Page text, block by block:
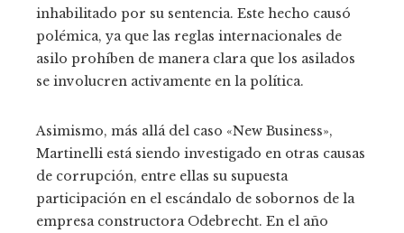
inhabilitado por su sentencia. Este hecho causó
polémica, ya que las reglas internacionales de
asilo prohíben de manera clara que los asilados
se involucren activamente en la política.
Asimismo, más allá del caso «New Business»,
Martinelli está siendo investigado en otras causas
de corrupción, entre ellas su supuesta
participación en el escándalo de sobornos de la
empresa constructora Odebrecht. En el año